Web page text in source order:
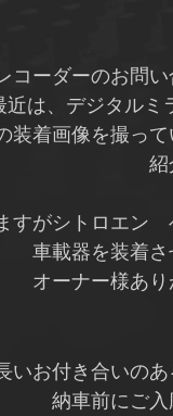
コーダーのお問
近は、デジタルミ
装着画像を撮っ
すがシトロエン
車載器を装着さ
オーナー様あ
いお付き合いのあ
納車前にご入